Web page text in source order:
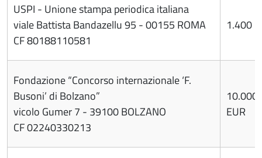
USPI - Unione stampa periodica italiana
viale Battista Bandazellu 95 - 00155 ROMA
CF 80188110581
1.400
Fondazione “Concorso internazionale ‘F.
Busoni’ di Bolzano”
vicolo Gumer 7 - 39100 BOLZANO
CF 02240330213
10.000
EUR